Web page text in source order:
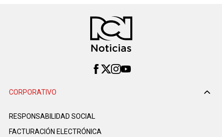
CORPORATIVO
RESPONSABILIDAD SOCIAL
FACTURACIÓN ELECTRÓNICA